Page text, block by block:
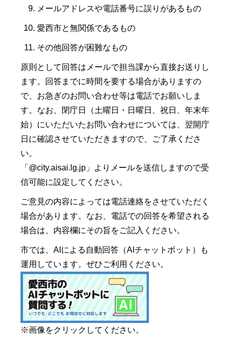
メールアドレスや電話番号に誤りがあるもの
愛西市と無関係であるもの
その他回答が困難なもの
原則として回答はメールで担当課から直接お送りし
ます。回答までに時間を要する場合がありますの
で、お急ぎのお問い合わせ等は電話でお願いしま
す。なお、閉庁日（土曜日・日曜日、祝日、年末年
始）にいただいたお問い合わせについては、翌開庁
日に確認させていただきますので、ご了承くださ
い。
「@city.aisai.lg.jp」よりメールを送信しますので受
信可能に設定してください。
ご意見の内容によっては電話連絡をさせていただく
場合があります。なお、電話での回答を希望される
場合は、内容欄にその旨をご記入ください。
市では、AIによる自動回答（AIチャットボット）も
運用しています。ぜひご利用ください。
※画像をクリックしてください。